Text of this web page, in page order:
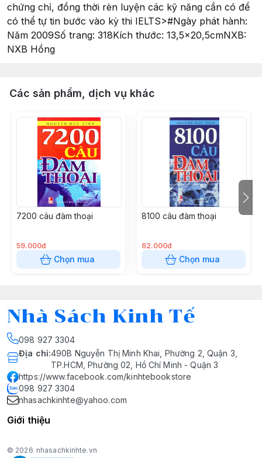
chứng chỉ, đồng thời rèn luyện các kỹ năng cần có để
có thể tự tin bước vào kỳ thi IELTS>#Ngày phát hành:
Năm 2009Số trang: 318Kích thước: 13,5x20,5cmNXB:
NXB Hồng
Các sản phẩm, dịch vụ khác
7200 câu đàm thoại
59.000đ
Chọn mua
8100 câu đàm thoại
62.000đ
Chọn mua
Nhà Sách Kinh Tế
098 927 3304
Địa chỉ:490B Nguyễn Thị Minh Khai, Phường 2, Quận 3,
TP.HCM, Phường 02, Hồ Chí Minh - Quận 3
https://www.facebook.com/kinhtebookstore
098 927 3304
nhasachkinhte@yahoo.com
Giới thiệu
© 2026 nhasachkinhte.vn